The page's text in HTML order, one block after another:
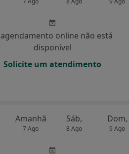
online não está
disponível
Solicite um atendimento
Amanhã
7 Ago
Sáb,
8 Ago
Dom,
9 Ago